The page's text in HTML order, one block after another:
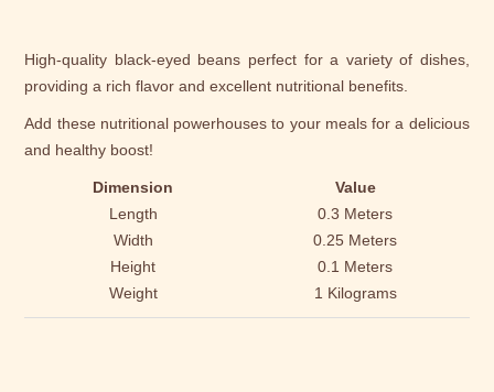
High-quality black-eyed beans perfect for a variety of dishes,
providing a rich flavor and excellent nutritional benefits.
Add these nutritional powerhouses to your meals for a delicious
and healthy boost!
Dimension
Value
Length
0.3 Meters
Width
0.25 Meters
Height
0.1 Meters
Weight
1 Kilograms